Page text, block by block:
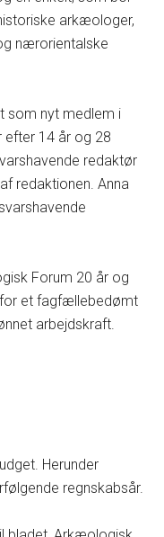
arkæologer,
nærorientalske
som nyt medlem i
efter 14 år og 28
redaktør
redaktionen. Anna
Forum 20 år og
for et fagfællebedømt
arbejdskraft.
Herunder
regnskabsår.